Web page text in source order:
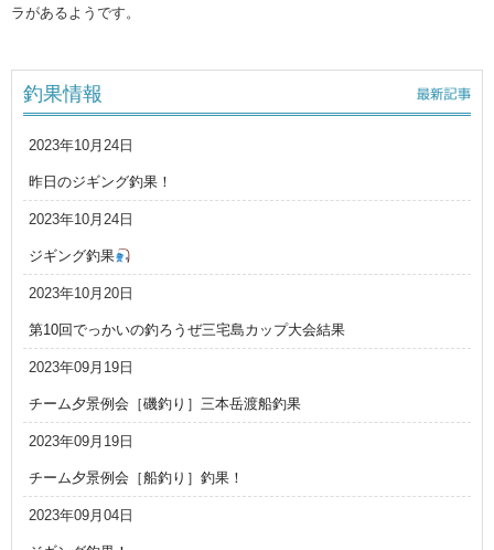
ラがあるようです。
釣果情報
2023年10月24日
昨日のジギング釣果！
2023年10月24日
ジギング釣果
2023年10月20日
第10回でっかいの釣ろうぜ三宅島カップ大会結果
2023年09月19日
チーム夕景例会［磯釣り］三本岳渡船釣果
2023年09月19日
チーム夕景例会［船釣り］釣果！
2023年09月04日